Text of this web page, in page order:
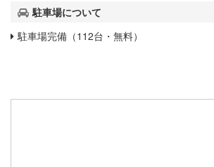
駐車場について
駐車場完備（112台・無料）